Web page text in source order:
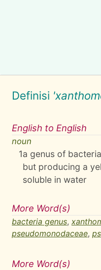
Definisi
English to English
noun
1a genus of
but producing a
soluble in water
More Word(s)
bacteria genus,
pseudomonodaceae,
More Word(s)